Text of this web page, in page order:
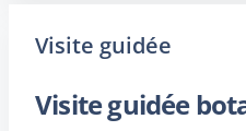
Visite guidée
Visite guidée